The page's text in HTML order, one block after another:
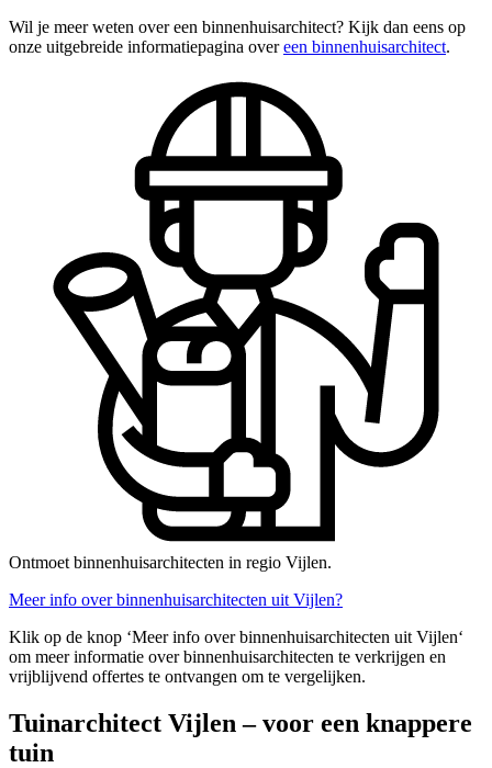
Wil je meer weten over een binnenhuisarchitect? Kijk dan eens op
onze uitgebreide informatiepagina overeen binnenhuisarchitect.
Ontmoet binnenhuisarchitecten in regio Vijlen.
Meer info over binnenhuisarchitecten uit Vijlen?
Klik op de knop ‘Meer info over binnenhuisarchitecten uit Vijlen‘
om meer informatie over binnenhuisarchitecten te verkrijgen en
vrijblijvend offertes te ontvangen om te vergelijken.
Tuinarchitect Vijlen – voor een knappere
tuin